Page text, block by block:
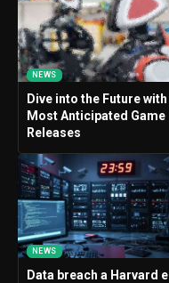
NEWS
Dive into the Future with
Most Anticipated Game
Releases
NEWS
Data breach a Harvard e